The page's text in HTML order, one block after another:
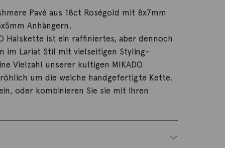
Pavé aus 18ct Roségold mit 8x7mm
Anhängern.
Halskette ist ein raffiniertes, aber dennoch
im Lariat Stil mit vielseitigen Styling-
Vielzahl unserer kultigen MIKADO
um die weiche handgefertigte Kette.
oder kombinieren Sie sie mit Ihren